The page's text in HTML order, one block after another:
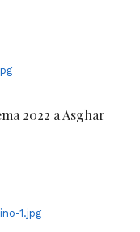
2022 a Asghar